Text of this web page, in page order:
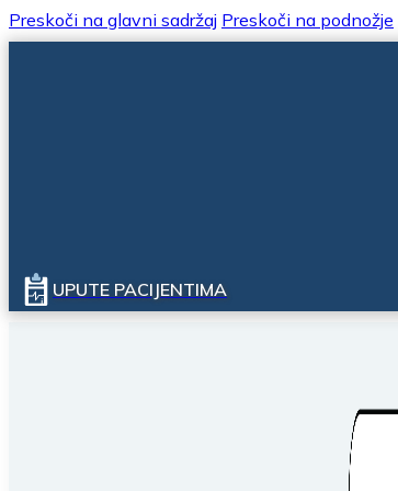
Preskoči na glavni sadržaj Preskoči na podnožje
UPUTE PACIJENTIMA